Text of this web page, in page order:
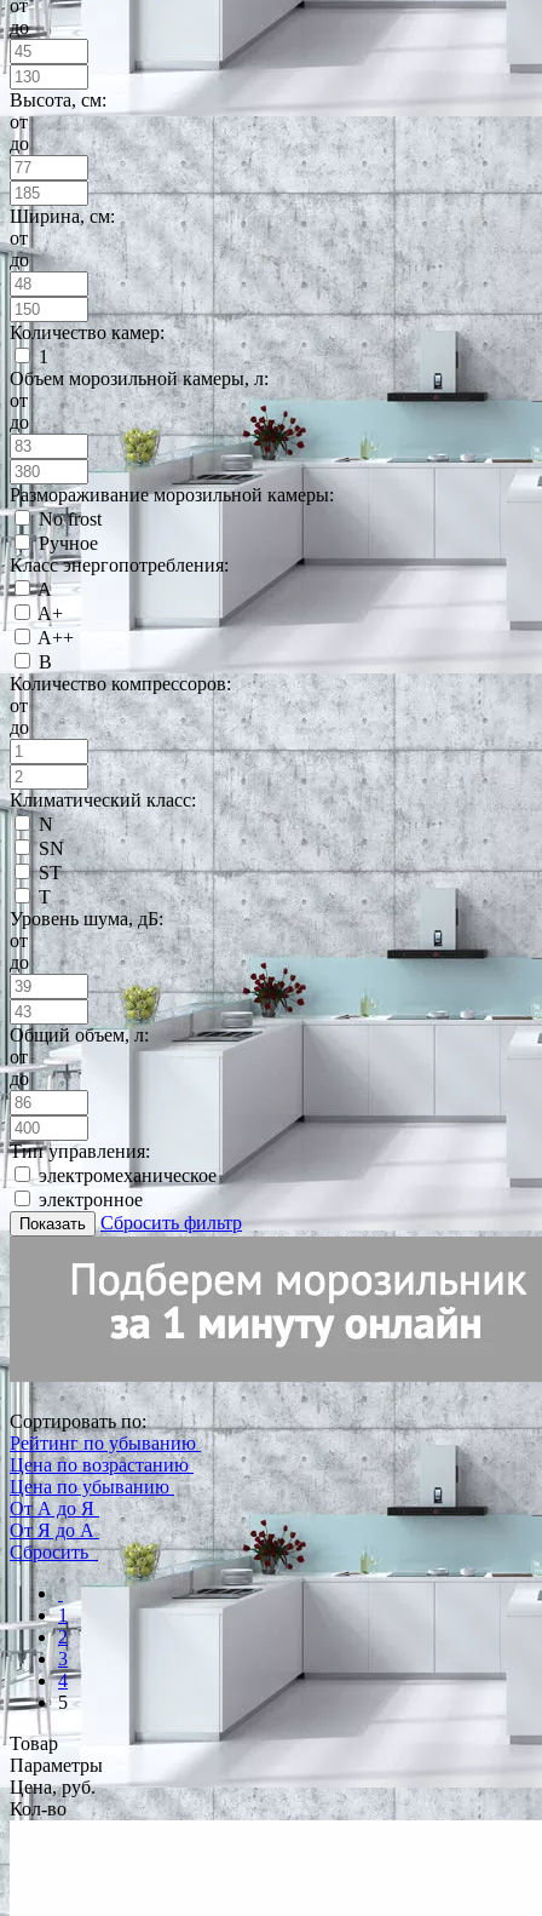
от
до
Высота, см:
от
до
Ширина, см:
от
до
Количество камер:
1
Объем морозильной камеры, л:
от
до
Размораживание морозильной камеры:
No frost
Ручное
Класс энергопотребления:
A
A+
A++
B
Количество компрессоров:
от
до
Климатический класс:
N
SN
ST
T
Уровень шума, дБ:
от
до
Общий объем, л:
от
до
Тип управления:
электромеханическое
электронное
Показать Сбросить фильтр
Сортировать по:
Рейтинг по убыванию
Цена по возрастанию
Цена по убыванию
От А до Я
От Я до А
Сбросить
1
2
3
4
5
Товар
Параметры
Цена, руб.
Кол-во